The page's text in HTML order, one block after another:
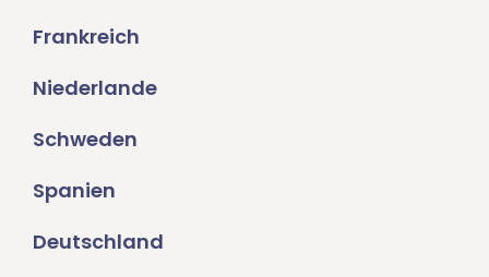
Frankreich
Niederlande
Schweden
Spanien
Deutschland